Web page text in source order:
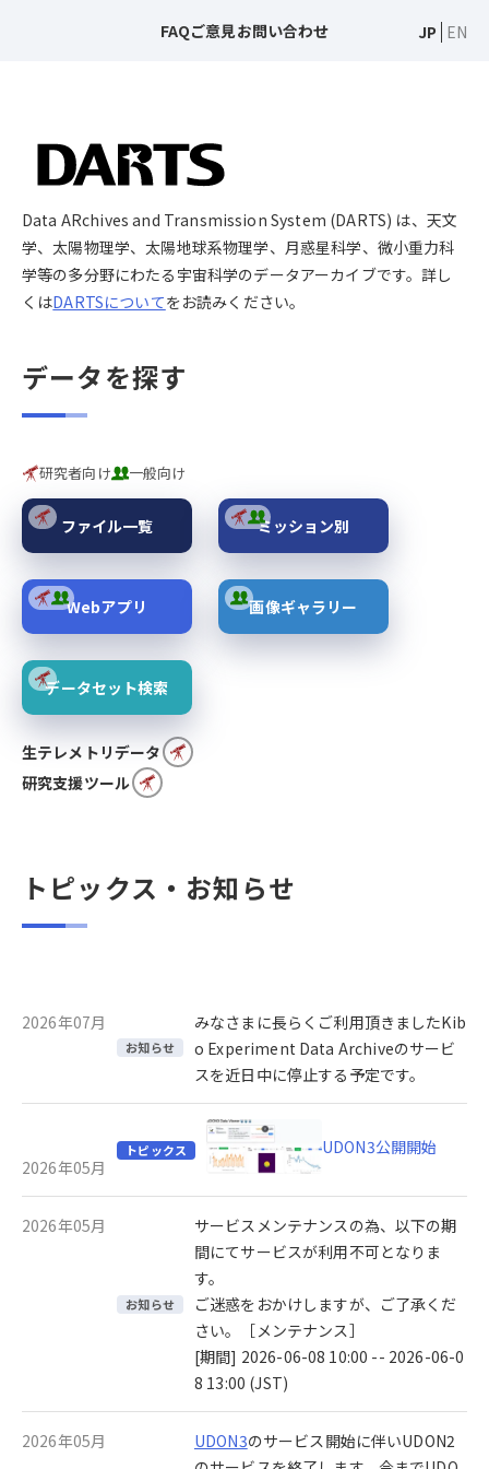
FAQご意見お問い合わせ JP EN
Data ARchives and Transmission System (DARTS) は、天文
学、太陽物理学、太陽地球系物理学、月惑星科学、微小重力科
学等の多分野にわたる宇宙科学のデータアーカイブです。詳し
くはDARTSについてをお読みください。
データを探す
研究者向け 一般向け
ファイル一覧 ミッション別
Webアプリ 画像ギャラリー
データセット検索
生テレメトリデータ
研究支援ツール
トピックス・お知らせ
2026年07月
お知らせ
みなさまに長らくご利用頂きましたKib
o Experiment Data Archiveのサービ
スを近日中に停止する予定です。
2026年05月
トピックス UDON3公開開始
2026年05月
お知らせ
サービスメンテナンスの為、以下の期
間にてサービスが利用不可となりま
す。
ご迷惑をおかけしますが、ご了承くだ
さい。［メンテナンス］
[期間] 2026-06-08 10:00 -- 2026-06-0
8 13:00 (JST)
2026年05月 UDON3のサービス開始に伴いUDON2